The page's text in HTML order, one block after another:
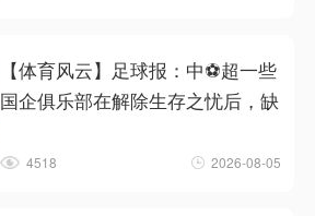
【体育风云】足球报：中⚽超一些
国企俱乐部在解除生存之忧后，缺
4518 2026-08-05